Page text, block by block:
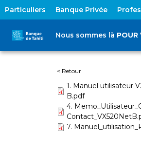
Particuliers Banque Privée
Nous sommes là POUR
< Retour
1. Manuel utilisateur
B.pdf
4.
7.